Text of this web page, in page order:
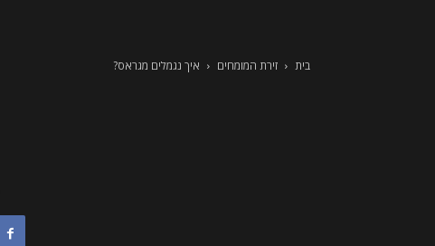
בית זירת המומחים איך נגמלים מגראס?